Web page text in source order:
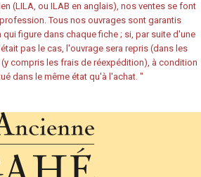
(LILA, ou ILAB en anglais), nos ventes se font
Tous nos ouvrages sont garantis
figure dans chaque fiche ; si, par suite d'une
pas le cas, l'ouvrage sera repris (dans les
compris les frais de réexpédition), à condition
dans le même état qu'à l'achat. "